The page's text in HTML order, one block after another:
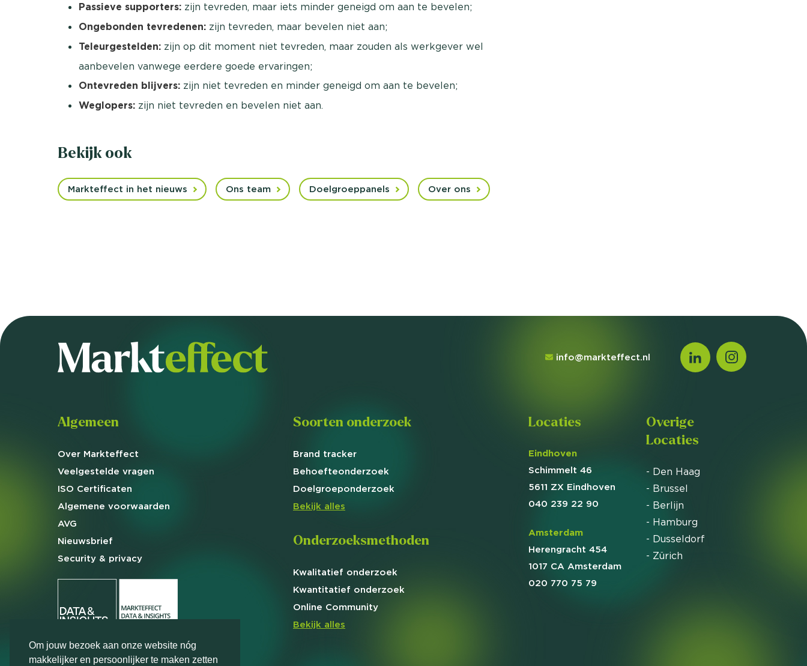
Om jouw bezoek aan onze website nóg
makkelijker en persoonlijker te maken zetten
Passieve supporters: zijn tevreden, maar iets minder geneigd om aan te bevelen;
Ongebonden tevredenen: zijn tevreden, maar bevelen niet aan;
Teleurgestelden: zijn op dit moment niet tevreden, maar zouden als werkgever wel
aanbevelen vanwege eerdere goede ervaringen;
Ontevreden blijvers: zijn niet tevreden en minder geneigd om aan te bevelen;
Weglopers: zijn niet tevreden en bevelen niet aan.
Bekijk ook
Markteffect in het nieuws Ons team Doelgroeppanels Over ons
info@markteffect.nl
Algemeen
Over Markteffect
Veelgestelde vragen
ISO Certificaten
Algemene voorwaarden
AVG
Nieuwsbrief
Security & privacy
Soorten onderzoek
Brand tracker
Behoefteonderzoek
Doelgroeponderzoek
Bekijk alles
Onderzoeksmethoden
Kwalitatief onderzoek
Kwantitatief onderzoek
Online Community
Bekijk alles
Locaties
Eindhoven
Schimmelt 46
5611 ZX Eindhoven
040 239 22 90
Amsterdam
Herengracht 454
1017 CA Amsterdam
020 770 75 79
Overige
Locaties
- Den Haag
- Brussel
- Berlijn
- Hamburg
- Dusseldorf
- Zürich